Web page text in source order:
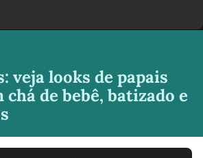
veja looks de papais
chá de bebê, batizado e